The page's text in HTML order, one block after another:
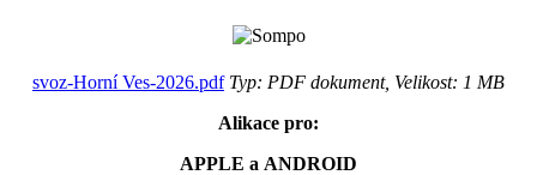
svoz-Horní Ves-2026.pdfTyp: PDF dokument, Velikost: 1 MB
Alikace pro:
APPLE a ANDROID